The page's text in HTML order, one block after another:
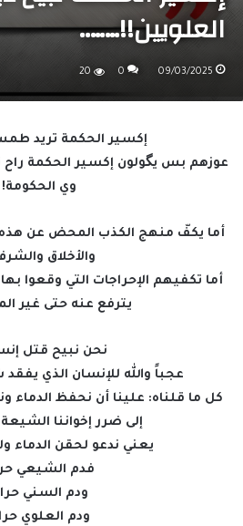
العلويين!!……..
09/03/2025
0
20
إكسير الحكمة تريد
عوزهم بس يگولون إكسير الحكمة
وي الحكومة!
أما يكفّ منهج الكذب المحض عن هذه
والأخلاق
أما تكفيهم الإحراجات التي وقعوا
يترفع عنه حتى غير
نحن نبيح قتل
عجباً والله للإنسان الذي
كل ما قلناه: علينا أن نحفظ الدماء
إلى ضرر إخواننا
يعني ندعو لحقن الدماء
فدم الشيعي
ودم السني
ودم العلوي